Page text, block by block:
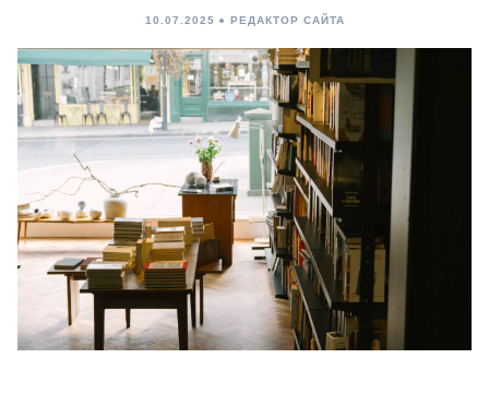
10.07.2025 РЕДАКТОР САЙТА